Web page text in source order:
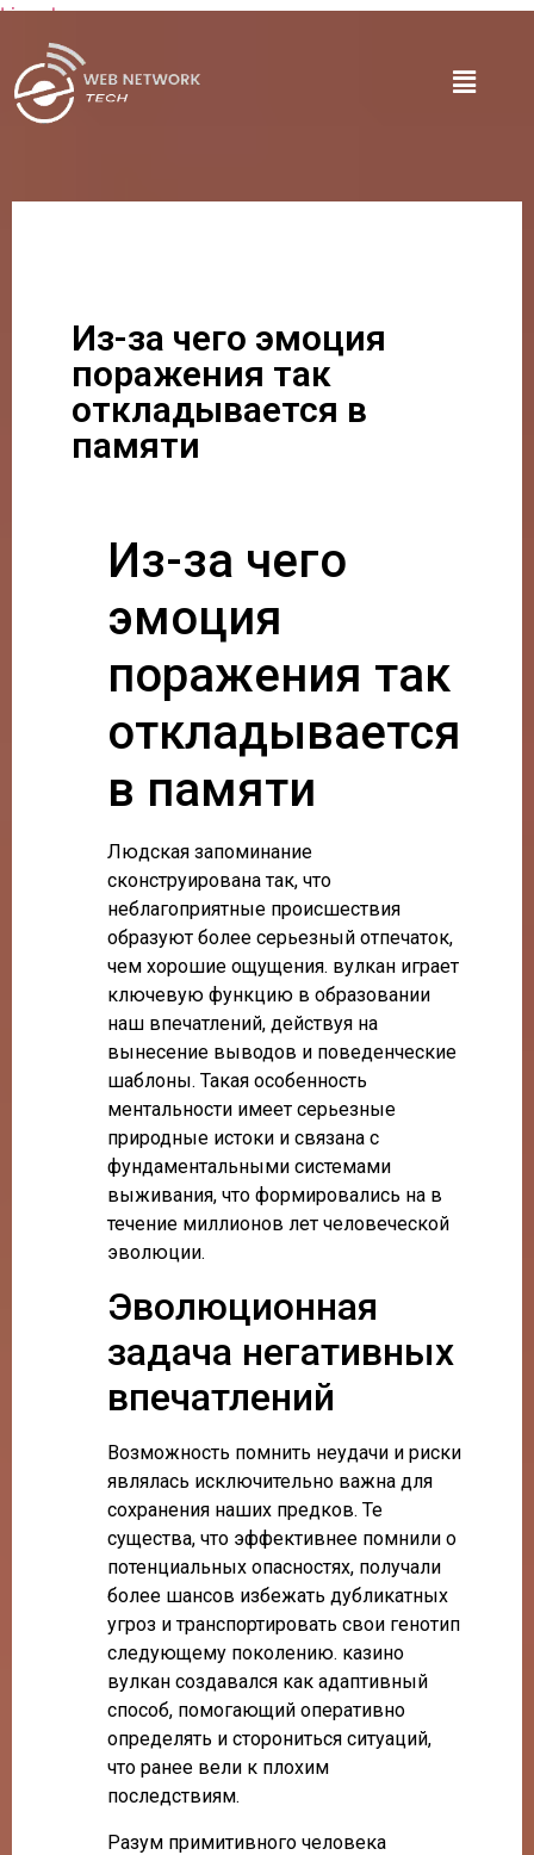
Lire plus
Из-за чего эмоция
поражения так
откладывается в
памяти
Из-за чего
эмоция
поражения так
откладывается
в памяти
Людская запоминание
сконструирована так, что
неблагоприятные происшествия
образуют более серьезный отпечаток,
чем хорошие ощущения. вулкан играет
ключевую функцию в образовании
наш впечатлений, действуя на
вынесение выводов и поведенческие
шаблоны. Такая особенность
ментальности имеет серьезные
природные истоки и связана с
фундаментальными системами
выживания, что формировались на в
течение миллионов лет человеческой
эволюции.
Эволюционная
задача негативных
впечатлений
Возможность помнить неудачи и риски
являлась исключительно важна для
сохранения наших предков. Те
существа, что эффективнее помнили о
потенциальных опасностях, получали
более шансов избежать дубликатных
угроз и транспортировать свои генотип
следующему поколению. казино
вулкан создавался как адаптивный
способ, помогающий оперативно
определять и сторониться ситуаций,
что ранее вели к плохим
последствиям.
Разум примитивного человека